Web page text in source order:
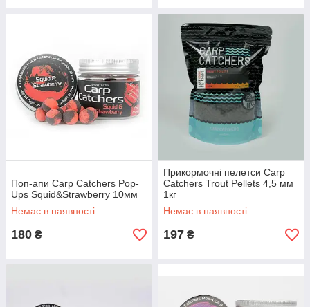
Поп-апи Carp Catchers Pop-
Ups Squid&Strawberry 10мм
Немає в наявності
180 ₴
Прикормочні пелетси Carp
Catchers Trout Pellets 4,5 мм
1кг
Немає в наявності
197 ₴